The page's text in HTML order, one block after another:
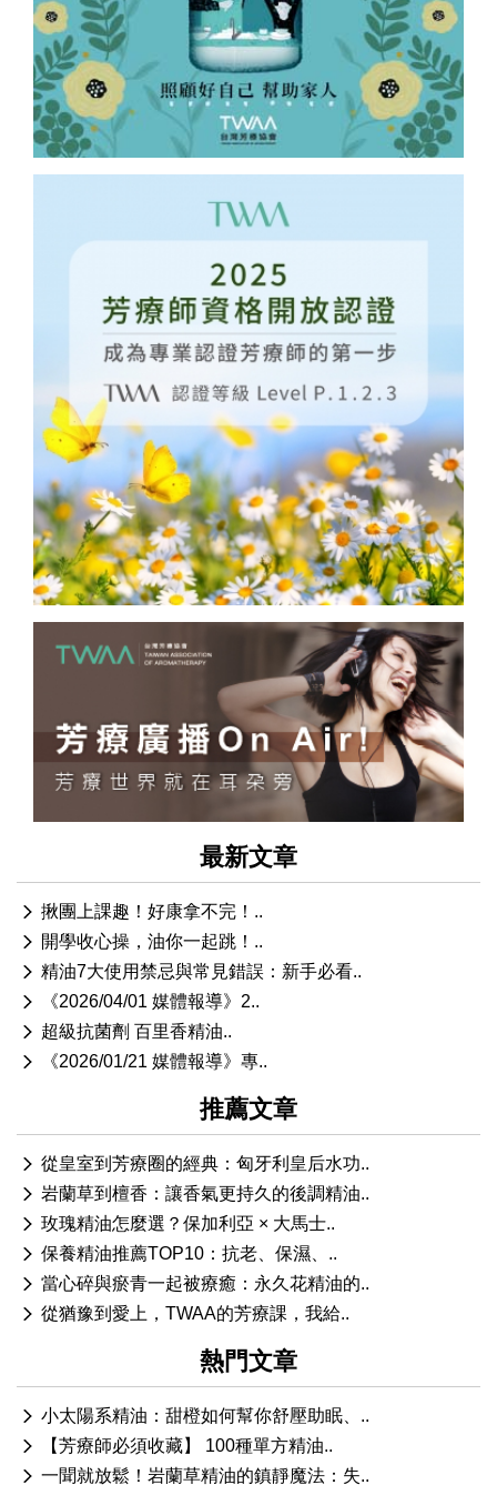
最新文章
揪團上課趣！好康拿不完！..
開學收心操，油你一起跳！..
精油7大使用禁忌與常見錯誤：新手必看..
《2026/04/01 媒體報導》2..
超級抗菌劑 百里香精油..
《2026/01/21 媒體報導》專..
推薦文章
從皇室到芳療圈的經典：匈牙利皇后水功..
岩蘭草到檀香：讓香氣更持久的後調精油..
玫瑰精油怎麼選？保加利亞 × 大馬士..
保養精油推薦TOP10：抗老、保濕、..
當心碎與瘀青一起被療癒：永久花精油的..
從猶豫到愛上，TWAA的芳療課，我給..
熱門文章
小太陽系精油：甜橙如何幫你舒壓助眠、..
【芳療師必須收藏】 100種單方精油..
一聞就放鬆！岩蘭草精油的鎮靜魔法：失..